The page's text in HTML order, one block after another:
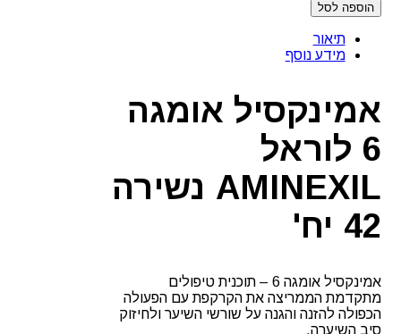
הוספה לסל
תיאור
מידע נוסף
אמינקסיל אומגה
6 לוראל
AMINEXIL נשירה
42 יח'
אמינקסיל אומגה 6 – תוכנית טיפולים
מתקדמת הממריצה את הקרקפת עם הפעולה
הכפולה להזנה והגנה על שורשי השיער ולחיזוק
סיב השיערה.